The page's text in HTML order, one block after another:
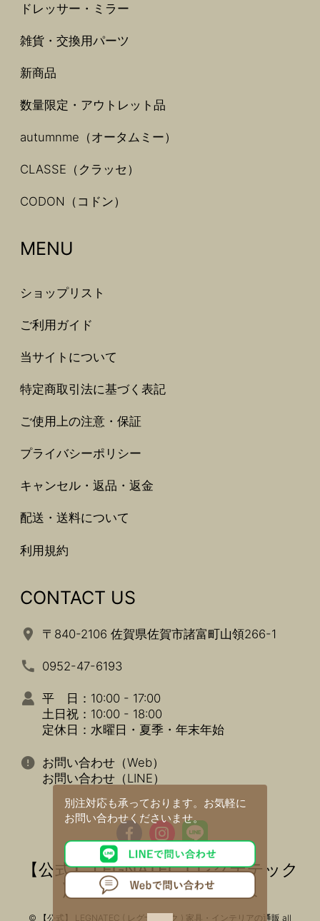
別注対応も承っております。 お気軽に
お問い合わせくださいませ。
ドレッサー・ミラー
雑貨・交換用パーツ
新商品
数量限定・アウトレット品
autumnme（オータムミー）
CLASSE（クラッセ）
CODON（コドン）
MENU
ショップリスト
ご利用ガイド
当サイトについて
特定商取引法に基づく表記
ご使用上の注意・保証
プライバシーポリシー
キャンセル・返品・返金
配送・送料について
利用規約
CONTACT US
〒840-2106 佐賀県佐賀市諸富町山領266-1
0952-47-6193
平 日：10:00 - 17:00
土日祝：10:00 - 18:00
定休日：水曜日・夏季・年末年始
お問い合わせ（Web）
お問い合わせ（LINE）
【公式】 LEGNATEC ( レグナテック
) 家具・インテリアの通販
© 【公式】 LEGNATEC ( レグナテック ) 家具・インテリアの通販 all